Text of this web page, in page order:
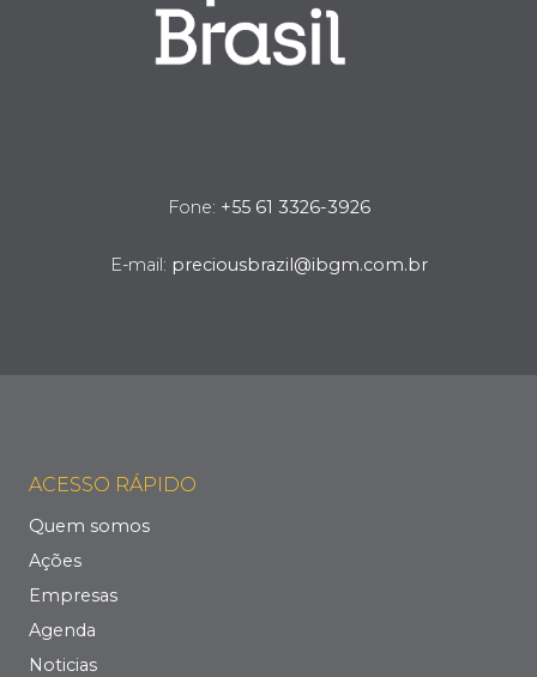
Fone: +55 61 3326-3926
E-mail: preciousbrazil@ibgm.com.br
ACESSO RÁPIDO
Quem somos
Ações
Empresas
Agenda
Noticias